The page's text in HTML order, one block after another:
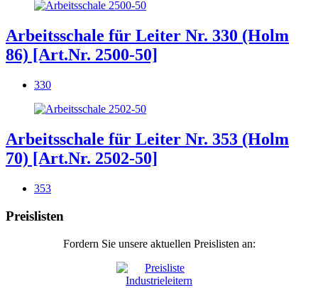
Arbeitsschale für Leiter Nr. 330 (Holm
86) [Art.Nr. 2500-50]
330
Arbeitsschale für Leiter Nr. 353 (Holm
70) [Art.Nr. 2502-50]
353
Preislisten
Fordern Sie unsere aktuellen Preislisten an: